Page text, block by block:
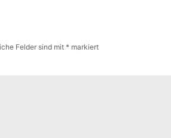
Felder sind mit * markiert